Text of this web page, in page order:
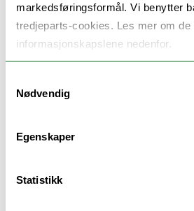
markedsføringsformål. Vi benytter
tredjeparts-cookies. Les mer om de
informasjonskapslene nedenfor.
Nødvendig
Egenskaper
Statistikk
vanskelig. Som en
år fra de første
diagnosen settes og dette
deres pårørende.
Målet med prosjektet er å
mistanke om PPA i tidlig